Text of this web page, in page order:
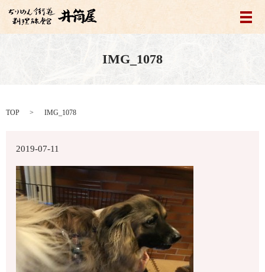
メ
IMG_1078
TOP IMG_1078
2019-07-11